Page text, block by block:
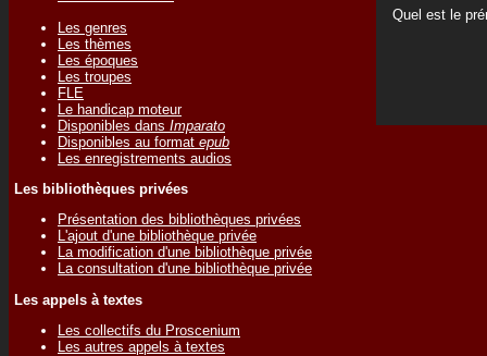
Les genres
Les thèmes
Les époques
Les troupes
FLE
Le handicap moteur
Disponibles dans Imparato
Disponibles au format epub
Les enregistrements audios
Les bibliothèques privées
Présentation des bibliothèques privées
L'ajout d'une bibliothèque privée
La modification d'une bibliothèque privée
La consultation d'une bibliothèque privée
Les appels à textes
Les collectifs du Proscenium
Les autres appels à textes
Quel est le